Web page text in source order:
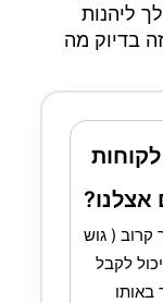
ליהנות
בדיוק מה
אצלנו?
קרוב ( גוש
לקבל
באותו